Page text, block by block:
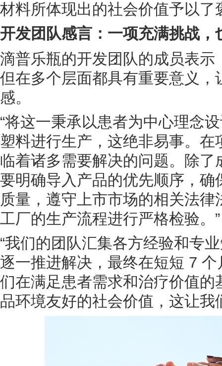
材料所体现出的社会价值予以了
开发团队感言：一项充满挑战，
滴普乐瓶的开发团队的成员表
但在多个层面都具有重要意义
感。
“将这一秉承以患者为中心理念
塑料进行生产，这绝非易事。
临着诸多需要解决的问题。除
要明确导入产品的优先顺序，
质量，遵守上市市场的相关法
工厂的生产流程进行严格检验。”
“我们的团队汇集各方经验和专
逐一推进解决，最终在短短 7
们在满足患者需求和治疗价值
品环境友好的社会价值，这让我